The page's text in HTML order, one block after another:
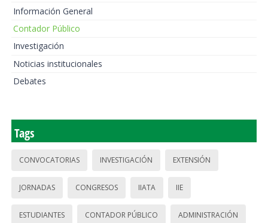
Información General
Contador Público
Investigación
Noticias institucionales
Debates
Tags
CONVOCATORIAS INVESTIGACIÓN EXTENSIÓN
JORNADAS CONGRESOS IIATA IIE
ESTUDIANTES CONTADOR PÚBLICO ADMINISTRACIÓN